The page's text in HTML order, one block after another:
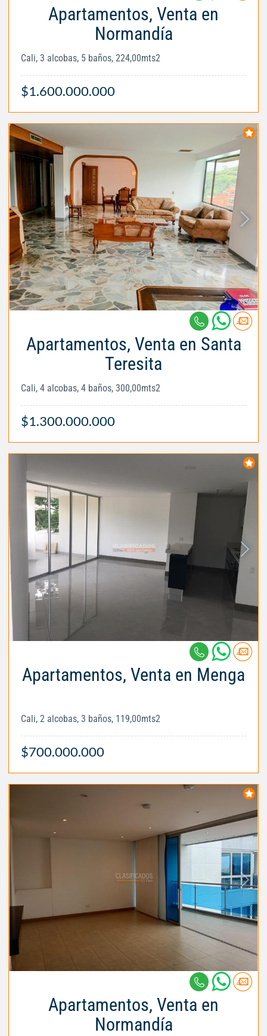
Apartamentos, Venta en
Normandía
Cali, 3 alcobas, 5 baños, 224,00mts2
$1.600.000.000
Apartamentos, Venta en Santa
Teresita
Cali, 4 alcobas, 4 baños, 300,00mts2
$1.300.000.000
Apartamentos, Venta en Menga
Cali, 2 alcobas, 3 baños, 119,00mts2
$700.000.000
Apartamentos, Venta en
Normandía